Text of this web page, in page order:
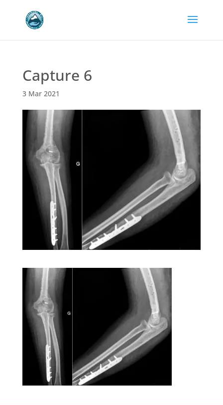
Capture 6
3 Mar 2021